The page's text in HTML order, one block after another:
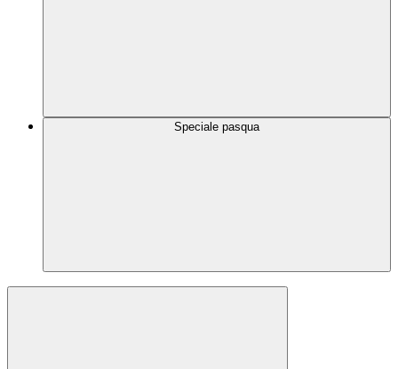
Speciale pasqua